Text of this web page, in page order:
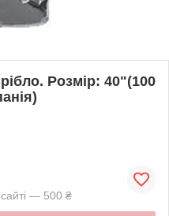
Розмір: 40"(100
— 500 ₴